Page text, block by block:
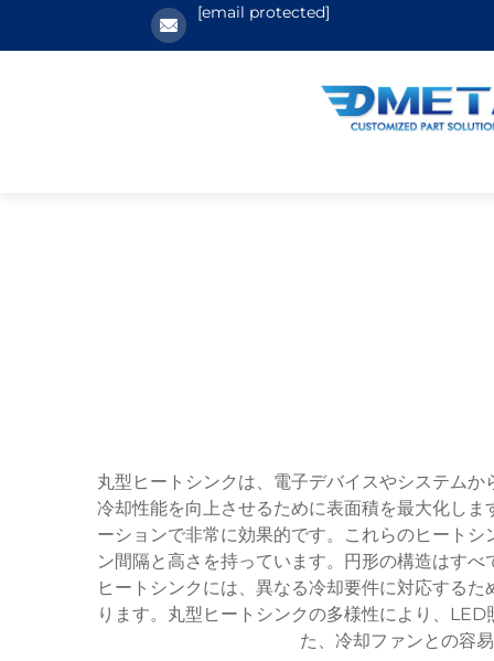
[email protected]
丸型ヒートシンクは、電子デバイスやシステム
冷却性能を向上させるために表面積を最大化し
ーションで非常に効果的です。これらのヒート
ン間隔と高さを持っています。円形の構造はす
ヒートシンクには、異なる冷却要件に対応する
ります。丸型ヒートシンクの多様性により、
た、冷却ファンとの容